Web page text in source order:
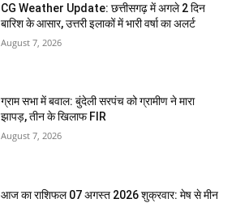
CG Weather Update: छत्तीसगढ़ में अगले 2 दिन
बारिश के आसार, उत्तरी इलाकों में भारी वर्षा का अलर्ट
August 7, 2026
ग्राम सभा में बवाल: बुंदेली सरपंच को ग्रामीण ने मारा
झापड़, तीन के खिलाफ FIR
August 7, 2026
आज का राशिफल 07 अगस्त 2026 शुक्रवार: मेष से मीन